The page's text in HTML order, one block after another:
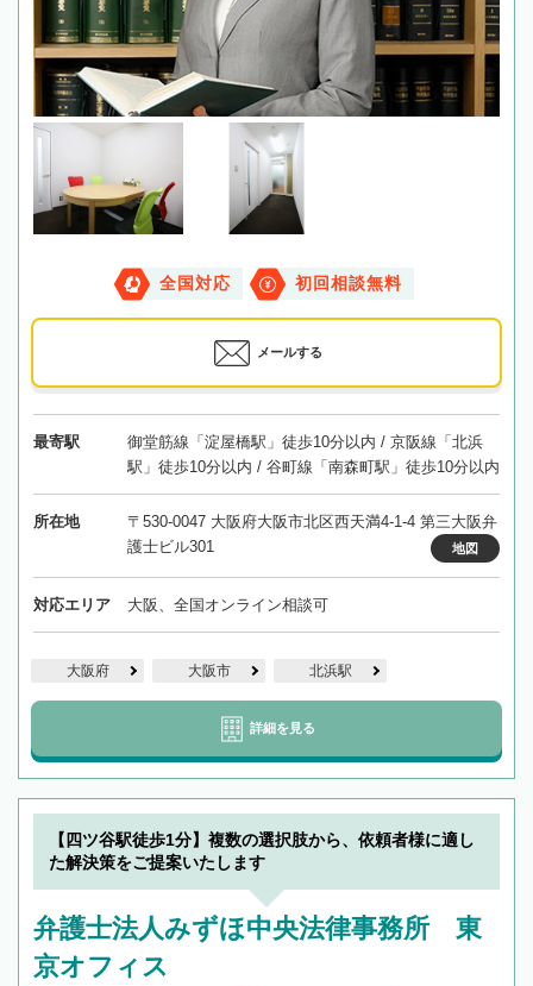
全国対応 初回相談無料
メールする
最寄駅
御堂筋線「淀屋橋駅」徒歩10分以内 / 京阪線「北浜
駅」徒歩10分以内 / 谷町線「南森町駅」徒歩10分以内
所在地
〒530-0047 大阪府大阪市北区西天満4-1-4 第三大阪弁
護士ビル301
地図
対応エリア 大阪、全国オンライン相談可
大阪府 大阪市 北浜駅
詳細を見る
【四ツ谷駅徒歩1分】複数の選択肢から、依頼者様に適し
た解決策をご提案いたします
弁護士法人みずほ中央法律事務所 東
京オフィス